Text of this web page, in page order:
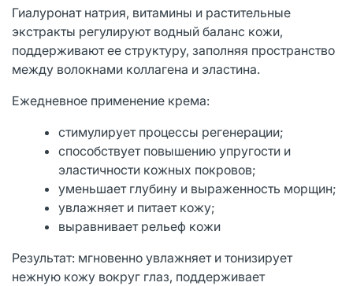
Гиалуронат натрия, витамины и растительные
экстракты регулируют водный баланс кожи,
поддерживают ее структуру, заполняя пространство
между волокнами коллагена и эластина.
Ежедневное применение крема:
стимулирует процессы регенерации;
способствует повышению упругости и
эластичности кожных покровов;
уменьшает глубину и выраженность морщин;
увлажняет и питает кожу;
выравнивает рельеф кожи
Результат: мгновенно увлажняет и тонизирует
нежную кожу вокруг глаз, поддерживает